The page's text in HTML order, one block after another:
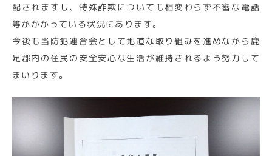
配されますし、特殊詐欺についても相変わらず不審な電話
等がかかっている状況にあります。
今後も当防犯連合会として地道な取り組みを進めながら鹿
足郡内の住民の安全安心な生活が維持されるよう努力して
まいります。